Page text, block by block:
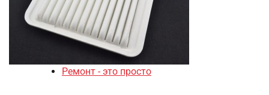
Ремонт - это просто